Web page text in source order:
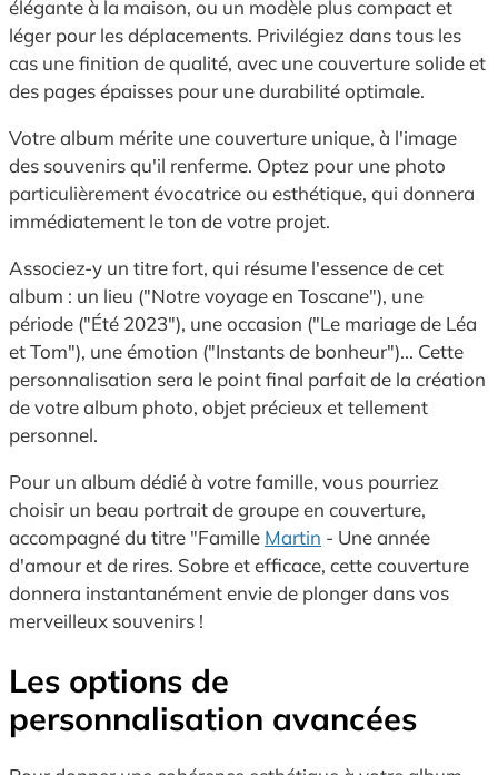
élégante à la maison, ou un modèle plus compact et
léger pour les déplacements. Privilégiez dans tous les
cas une finition de qualité, avec une couverture solide et
des pages épaisses pour une durabilité optimale.
Votre album mérite une couverture unique, à l'image
des souvenirs qu'il renferme. Optez pour une photo
particulièrement évocatrice ou esthétique, qui donnera
immédiatement le ton de votre projet.
Associez-y un titre fort, qui résume l'essence de cet
album : un lieu ("Notre voyage en Toscane"), une
période ("Été 2023"), une occasion ("Le mariage de Léa
et Tom"), une émotion ("Instants de bonheur")... Cette
personnalisation sera le point final parfait de la création
de votre album photo, objet précieux et tellement
personnel.
Pour un album dédié à votre famille, vous pourriez
choisir un beau portrait de groupe en couverture,
accompagné du titre "Famille Martin - Une année
d'amour et de rires. Sobre et efficace, cette couverture
donnera instantanément envie de plonger dans vos
merveilleux souvenirs !
Les options de
personnalisation avancées